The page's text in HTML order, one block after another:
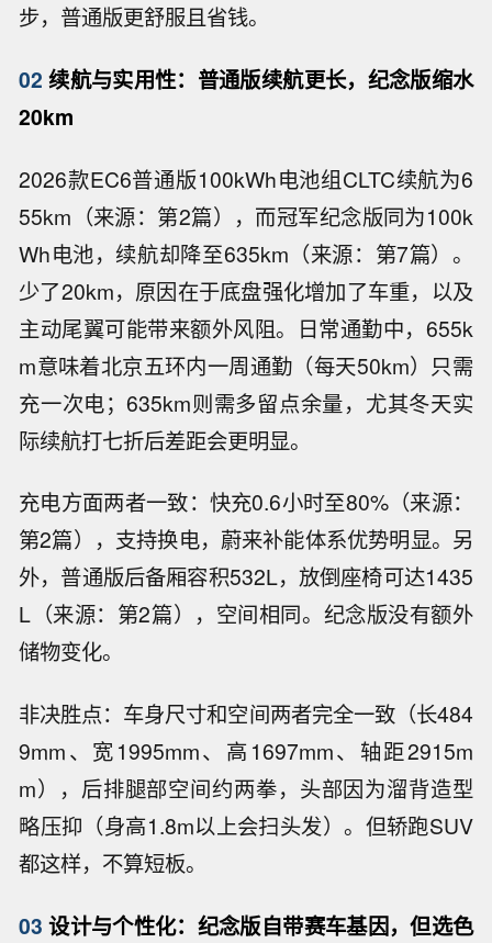
步，普通版更舒服且省钱。
02 续航与实用性：普通版续航更长，纪念版缩水
20km
2026款EC6普通版100kWh电池组CLTC续航为6
55km（来源：第2篇），而冠军纪念版同为100k
Wh电池，续航却降至635km（来源：第7篇）。
少了20km，原因在于底盘强化增加了车重，以及
主动尾翼可能带来额外风阻。日常通勤中，655k
m意味着北京五环内一周通勤（每天50km）只需
充一次电；635km则需多留点余量，尤其冬天实
际续航打七折后差距会更明显。
充电方面两者一致：快充0.6小时至80%（来源：
第2篇），支持换电，蔚来补能体系优势明显。另
外，普通版后备厢容积532L，放倒座椅可达1435
L（来源：第2篇），空间相同。纪念版没有额外
储物变化。
非决胜点：车身尺寸和空间两者完全一致（长484
9mm、宽1995mm、高1697mm、轴距2915m
m），后排腿部空间约两拳，头部因为溜背造型
略压抑（身高1.8m以上会扫头发）。但轿跑SUV
都这样，不算短板。
03 设计与个性化：纪念版自带赛车基因，但选色